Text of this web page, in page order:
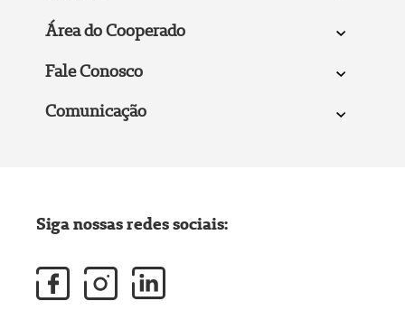
Área do Cooperado
Fale Conosco
Comunicação
Siga nossas redes sociais: